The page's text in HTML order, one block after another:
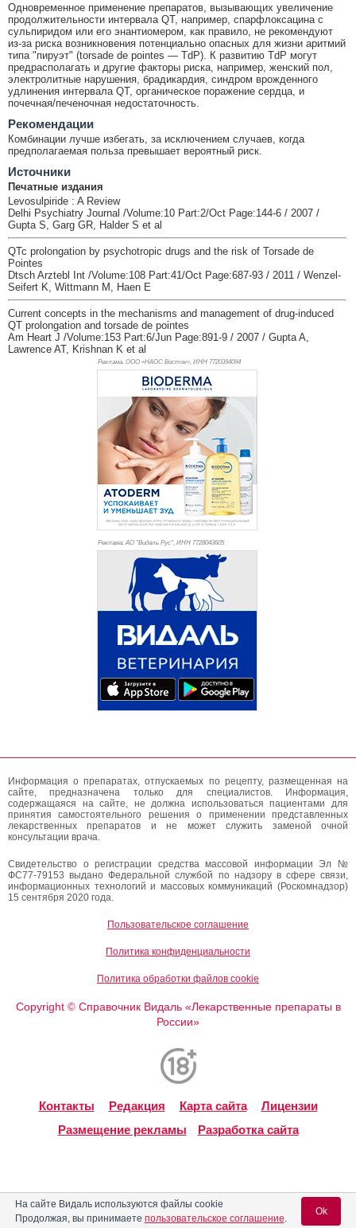
Одновременное применение препаратов, вызывающих увеличение
продолжительности интервала QT, например, спарфлоксацина с
сульпиридом или его энантиомером, как правило, не рекомендуют
из-за риска возникновения потенциально опасных для жизни аритмий
типа "пируэт" (torsade de pointes — TdP). К развитию TdP могут
предрасполагать и другие факторы риска, например, женский пол,
электролитные нарушения, брадикардия, синдром врожденного
удлинения интервала QT, органическое поражение сердца, и
почечная/печеночная недостаточность.
Рекомендации
Комбинации лучше избегать, за исключением случаев, когда
предполагаемая польза превышает вероятный риск.
Источники
Печатные издания
Levosulpiride : A Review
Delhi Psychiatry Journal /Volume:10 Part:2/Oct Page:144-6 / 2007 /
Gupta S, Garg GR, Halder S et al
QTc prolongation by psychotropic drugs and the risk of Torsade de
Pointes
Dtsch Arztebl Int /Volume:108 Part:41/Oct Page:687-93 / 2011 / Wenzel-
Seifert K, Wittmann M, Haen E
Current concepts in the mechanisms and management of drug-induced
QT prolongation and torsade de pointes
Am Heart J /Volume:153 Part:6/Jun Page:891-9 / 2007 / Gupta A,
Lawrence AT, Krishnan K et al
Реклама. ООО «НАОС Восток», ИНН 7720394094
Реклама. АО "Видаль Рус", ИНН 7728043605
Информация о препаратах, отпускаемых по рецепту, размещенная на
сайте, предназначена только для специалистов. Информация,
содержащаяся на сайте, не должна использоваться пациентами для
принятия самостоятельного решения о применении представленных
лекарственных препаратов и не может служить заменой очной
консультации врача.
Свидетельство о регистрации средства массовой информации Эл №
ФС77-79153 выдано Федеральной службой по надзору в сфере связи,
информационных технологий и массовых коммуникаций (Роскомнадзор)
15 сентября 2020 года.
Пользовательское соглашение
Политика конфиденциальности
Политика обработки файлов cookie
Copyright ©Справочник Видаль «Лекарственные препараты в
России»
Контакты Редакция Карта сайта
Лицензии
Размещение рекламы
Разработка сайта
На сайте Видаль используются файлы cookie
Продолжая, вы принимаете пользовательское соглашение.
Ok